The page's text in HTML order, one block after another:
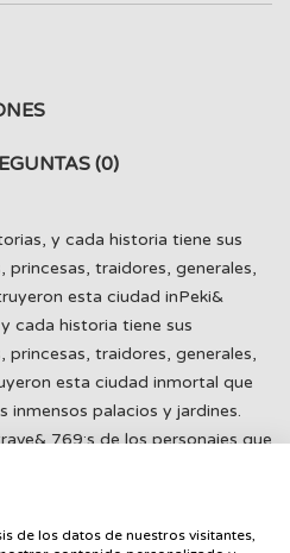
(0)
y cada historia tiene sus
traidores, generales,
esta ciudad inPeki&
cada historia tiene sus
traidores, generales,
esta ciudad inmortal que
inmensos palacios y jardines.
769;s de los personajes que
nos permite conocer esta
cielo. Entre la historia y la
de los datos de nuestros visitantes,